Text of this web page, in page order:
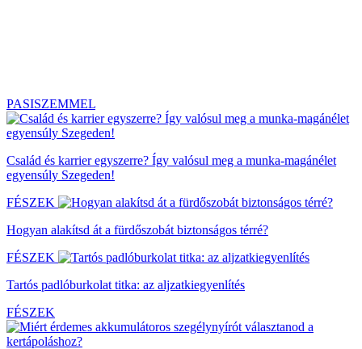
PASISZEMMEL
Család és karrier egyszerre? Így valósul meg a munka-magánélet
egyensúly Szegeden!
FÉSZEK
Hogyan alakítsd át a fürdőszobát biztonságos térré?
FÉSZEK
Tartós padlóburkolat titka: az aljzatkiegyenlítés
FÉSZEK